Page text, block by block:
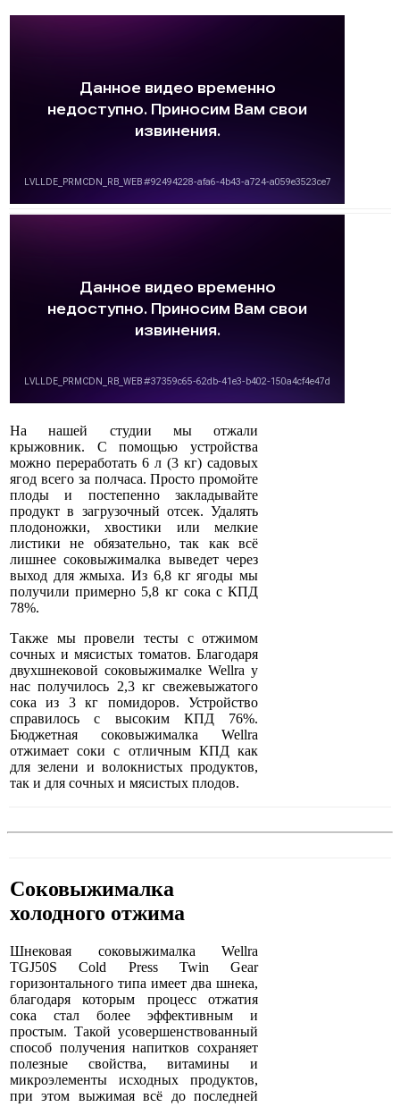
На нашей студии мы отжали
крыжовник. С помощью устройства
можно переработать 6 л (3 кг) садовых
ягод всего за полчаса. Просто промойте
плоды и постепенно закладывайте
продукт в загрузочный отсек. Удалять
плодоножки, хвостики или мелкие
листики не обязательно, так как всё
лишнее соковыжималка выведет через
выход для жмыха. Из 6,8 кг ягоды мы
получили примерно 5,8 кг сока с КПД
78%.
Также мы провели тесты с отжимом
сочных и мясистых томатов. Благодаря
двухшнековой соковыжималке Wellra у
нас получилось 2,3 кг свежевыжатого
сока из 3 кг помидоров. Устройство
справилось с высоким КПД 76%.
Бюджетная соковыжималка Wellra
отжимает соки с отличным КПД как
для зелени и волокнистых продуктов,
так и для сочных и мясистых плодов.
Соковыжималка
холодного отжима
Шнековая соковыжималка Wellra
TGJ50S Cold Press Twin Gear
горизонтального типа имеет два шнека,
благодаря которым процесс отжатия
сока стал более эффективным и
простым. Такой усовершенствованный
способ получения напитков сохраняет
полезные свойства, витамины и
микроэлементы исходных продуктов,
при этом выжимая всё до последней